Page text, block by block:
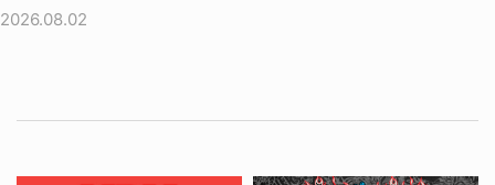
2026.08.02